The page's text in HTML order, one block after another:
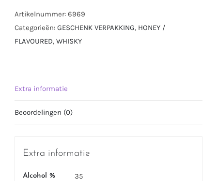
Artikelnummer: 6969
Categorieën: GESCHENK VERPAKKING, HONEY /
FLAVOURED, WHISKY
Extra informatie
Beoordelingen (0)
Extra informatie
Alcohol % 35